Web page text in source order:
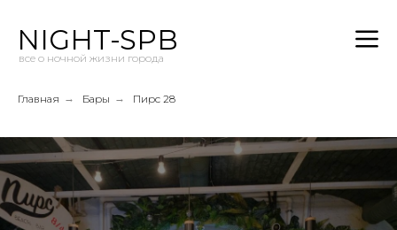
NIGHT-SPB
все о ночной жизни города
Главная → Бары → Пирс 28